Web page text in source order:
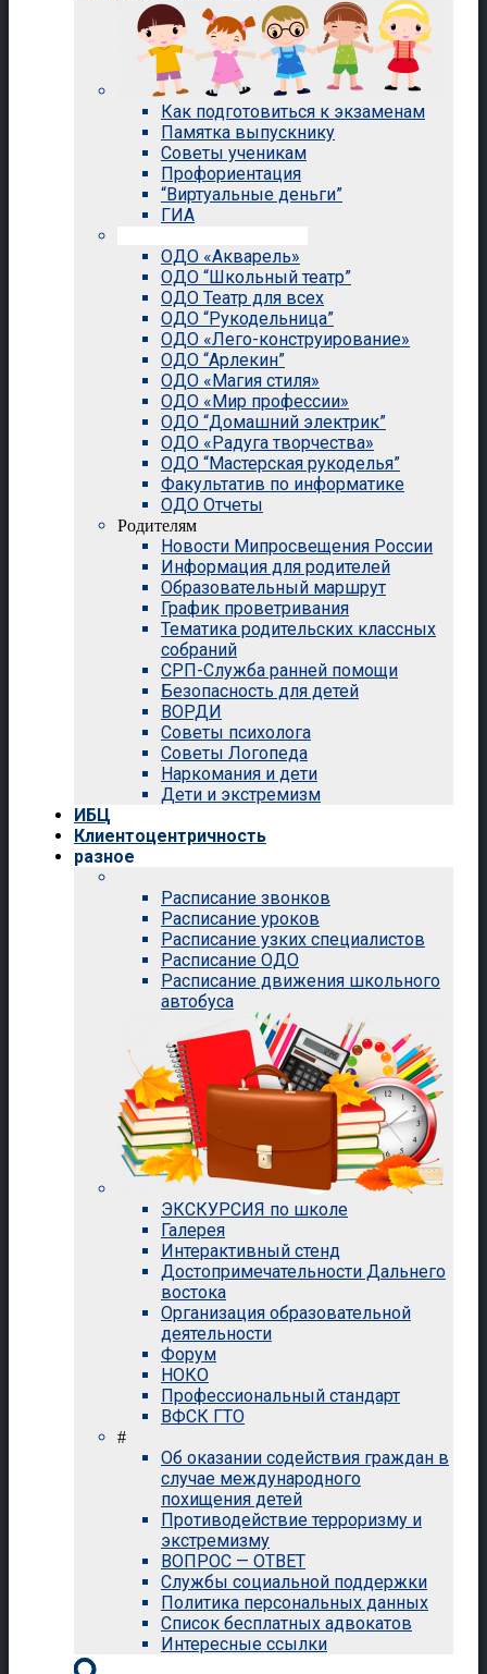
Как подготовиться к экзаменам
Памятка выпускнику
Советы ученикам
Профориентация
“Виртуальные деньги”
ГИА
ОДО «Акварель»
ОДО “Школьный театр”
ОДО Театр для всех
ОДО “Рукодельница”
ОДО «Лего-конструирование»
ОДО “Арлекин”
ОДО «Магия стиля»
ОДО «Мир профессии»
ОДО “Домашний электрик”
ОДО «Радуга творчества»
ОДО “Мастерская рукоделья”
Факультатив по информатике
ОДО Отчеты
Родителям
Новости Мипросвещения России
Информация для родителей
Образовательный маршрут
График проветривания
Тематика родительских классных
собраний
СРП-Служба ранней помощи
Безопасность для детей
ВОРДИ
Советы психолога
Советы Логопеда
Наркомания и дети
Дети и экстремизм
ИБЦ
Клиентоцентричность
разное
Расписание звонков
Расписание уроков
Расписание узких специалистов
Расписание ОДО
Расписание движения школьного
автобуса
ЭКСКУРСИЯ по школе
Галерея
Интерактивный стенд
Достопримечательности Дальнего
востока
Организация образовательной
деятельности
Форум
НОКО
Профессиональный стандарт
ВФСК ГТО
#
Об оказании содействия граждан в
случае международного
похищения детей
Противодействие терроризму и
экстремизму
ВОПРОС — ОТВЕТ
Службы социальной поддержки
Политика персональных данных
Список бесплатных адвокатов
Интересные ссылки